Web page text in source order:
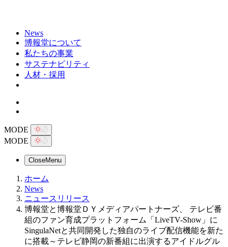
News
博報堂について
私たちの事業
サステナビリティ
人材・採用
MODE
MODE
CloseMenu
ホーム
News
ニュースリリース
博報堂と博報堂ＤＹメディアパートナーズ、 テレビ番
組のファン育成プラットフォーム「LiveTV-Show」に
SingulaNetと共同開発した独自のライブ配信機能を新た
に搭載～テレビ静岡の新番組に出演するアイドルグル